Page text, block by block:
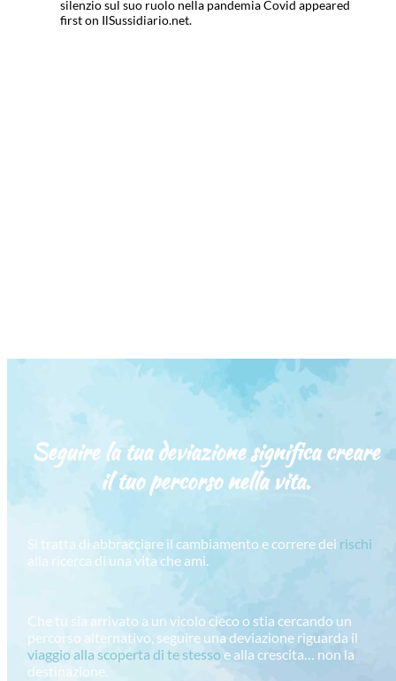
silenzio sul suo ruolo nella pandemia Covid appeared
first on IlSussidiario.net.
Seguire la tua deviazione significa creare
il tuo percorso nella vita.
Si tratta di abbracciare il cambiamento e correre dei rischi
alla ricerca di una vita che ami.
Che tu sia arrivato a un vicolo cieco o stia cercando un
percorso alternativo, seguire una deviazione riguarda il
viaggio alla scoperta di te stesso e alla crescita… non la
destinazione.